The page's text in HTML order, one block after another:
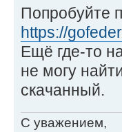
Попробуйте
https://
Ещё где-то
не могу
скачанный.
С уважением,